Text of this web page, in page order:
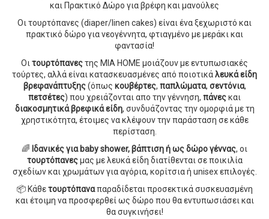
και Πρακτικό Δώρο για βρέφη και μανούλες
Οι τουρτόπανες (diaper/linen cakes) είναι ένα ξεχωριστό και
πρακτικό δώρο για νεογέννητα, φτιαγμένο με μεράκι και
φαντασία!
Οι τουρτόπανεςτης MIA HOME μοιάζουν με εντυπωσιακές
τούρτες, αλλά είναι κατασκευασμένες από ποιοτικάλευκά είδη
βρεφανάπτυξης(όπως κουβέρτες, παπλώματα, σεντόνια,
πετσέτες) που χρειάζονται απο την γέννηση, πάνεςκαι
διακοσμητικά βρεφικά είδη, συνδυάζοντας την ομορφιά με τη
χρηστικότητα, έτοιμες να κλέψουν την παράσταση σε κάθε
περίσταση.
🌈 Ιδανικές για baby shower, βάπτιση ή ως δώρο γέννας, οι
τουρτόπανεςμας με λευκά είδη διατίθενται σε ποικιλία
σχεδίων και χρωμάτων για αγόρια, κορίτσια ή unisex επιλογές.
📦 Κάθετουρτόπαναπαραδίδεται προσεκτικά συσκευασμένη
και έτοιμη να προσφερθεί ως δώρο που θα εντυπωσιάσει και
θα συγκινήσει!